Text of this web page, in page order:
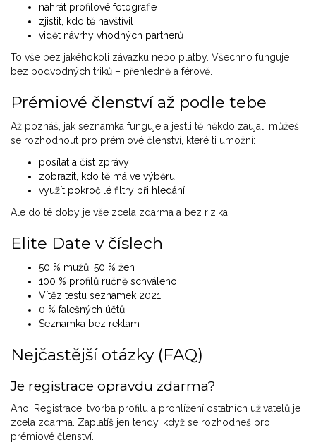
nahrát profilové fotografie
zjistit, kdo tě navštívil
vidět návrhy vhodných partnerů
To vše bez jakéhokoli závazku nebo platby. Všechno funguje
bez podvodných triků – přehledně a férově.
Prémiové členství až podle tebe
Až poznáš, jak seznamka funguje a jestli tě někdo zaujal, můžeš
se rozhodnout pro prémiové členství, které ti umožní:
posílat a číst zprávy
zobrazit, kdo tě má ve výběru
využít pokročilé filtry při hledání
Ale do té doby je vše zcela zdarma a bez rizika.
Elite Date v číslech
50 % mužů, 50 % žen
100 % profilů ručně schváleno
Vítěz testu seznamek 2021
0 % falešných účtů
Seznamka bez reklam
Nejčastější otázky (FAQ)
Je registrace opravdu zdarma?
Ano! Registrace, tvorba profilu a prohlížení ostatních uživatelů je
zcela zdarma. Zaplatíš jen tehdy, když se rozhodneš pro
prémiové členství.